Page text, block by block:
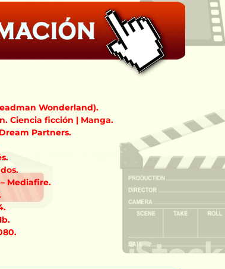
Wonderland).
Ciencia ficción | Manga.
Partners.
Mediafire.